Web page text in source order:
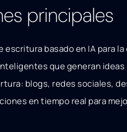
principales
escritura basado en IA para
que generan
blogs, redes sociales,
en tiempo real para